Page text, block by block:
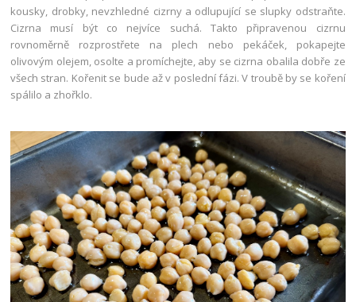
kousky, drobky, nevzhledné cizrny a odlupující se slupky odstraňte.
Cizrna musí být co nejvíce suchá. Takto připravenou cizrnu
rovnoměrně rozprostřete na plech nebo pekáček, pokapejte
olivovým olejem, osolte a promíchejte, aby se cizrna obalila dobře ze
všech stran. Kořenit se bude až v poslední fázi. V troubě by se koření
spálilo a zhořklo.